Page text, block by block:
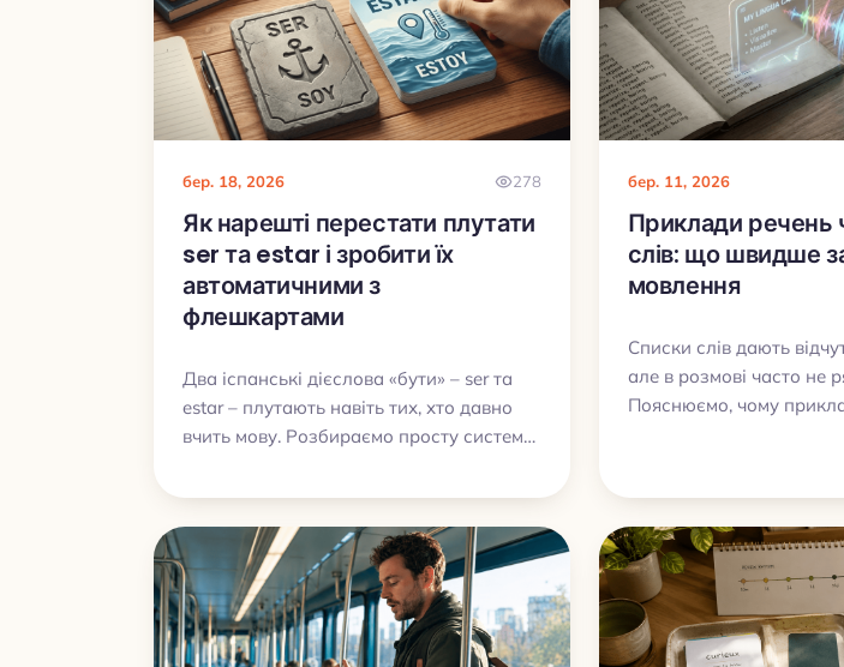
головну проблему: без своєчасного
повторення нова інформація швидко
стирається. Але сучасні дослідження
пам’яті додають ще одну важливу думку:
значення має не тільки коли ти
форматі ти з ним знову зустрічаєшся.
бер. 18, 2026 278
Як нарешті перестати плутати
ser та estar і зробити їх
автоматичними з
флешкартами
Два іспанські дієслова «бути» – ser та
estar – плутають навіть тих, хто давно
вчить мову. Розбираємо просту систему
флешкарт натренувати правильний
вибір дієслова до автоматизму.
бер. 11, 2026
Приклади речень
слів: що швидше
мовлення
Списки слів дають
але в розмові часто не
Пояснюємо, чому